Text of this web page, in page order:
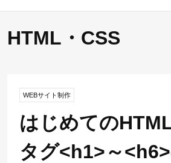
HTML・CSS
WEBサイト制作
はじめての
タグ<h1>～